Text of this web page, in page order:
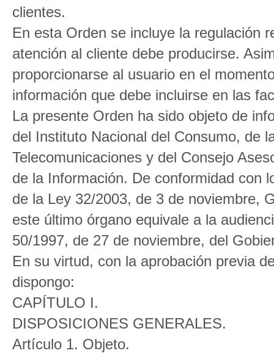
clientes.
En esta Orden se incluye la regulación
atención al cliente debe producirse.
proporcionarse al usuario en el
información que debe incluirse en las
La presente Orden ha sido objeto de
del Instituto Nacional del Consumo, de
Telecomunicaciones y del Consejo
de la Información. De conformidad con
de la Ley 32/2003, de 3 de noviembre,
este último órgano equivale a la
50/1997, de 27 de noviembre, del
En su virtud, con la aprobación previa
dispongo:
CAPÍTULO I.
DISPOSICIONES GENERALES.
Artículo 1. Objeto.